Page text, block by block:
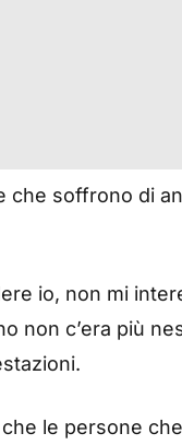
che soffrono di
io, non mi
non c’era più
le persone